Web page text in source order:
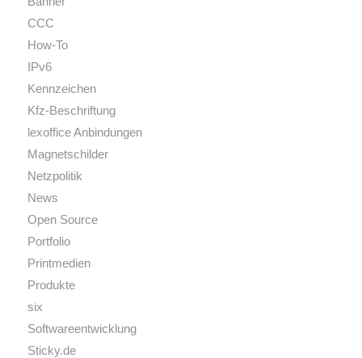
CCC
How-To
IPv6
Kennzeichen
Kfz-Beschriftung
lexoffice Anbindungen
Magnetschilder
Netzpolitik
News
Open Source
Portfolio
Printmedien
Produkte
six
Softwareentwicklung
Sticky.de